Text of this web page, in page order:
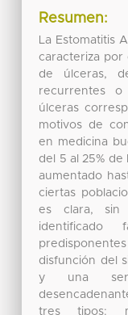
Resumen:
La Estomatitis
caracteriza por
de úlceras,
recurrentes o
úlceras
motivos de
en medicina
del 5 al 25% de
aumentado
ciertas
es clara, sin
identificado
disfunción del
y una
tres tipos: